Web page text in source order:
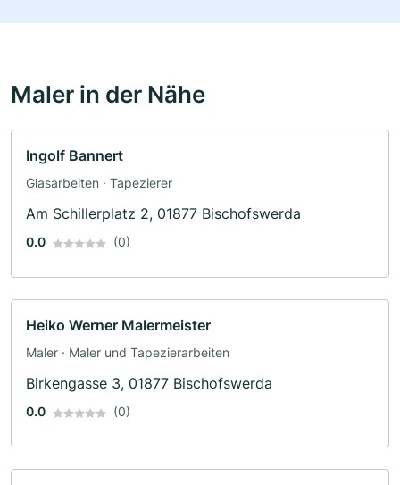
Maler in der Nähe
Ingolf Bannert
Glasarbeiten · Tapezierer
Am Schillerplatz 2, 01877 Bischofswerda
0.0 (0)
Heiko Werner Malermeister
Maler · Maler und Tapezierarbeiten
Birkengasse 3, 01877 Bischofswerda
0.0 (0)